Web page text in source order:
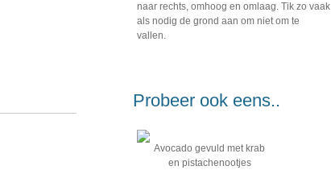
naar rechts, omhoog en omlaag. Tik zo vaak
als nodig de grond aan om niet om te
vallen.
Probeer ook eens..
Avocado gevuld met krab
en pistachenootjes